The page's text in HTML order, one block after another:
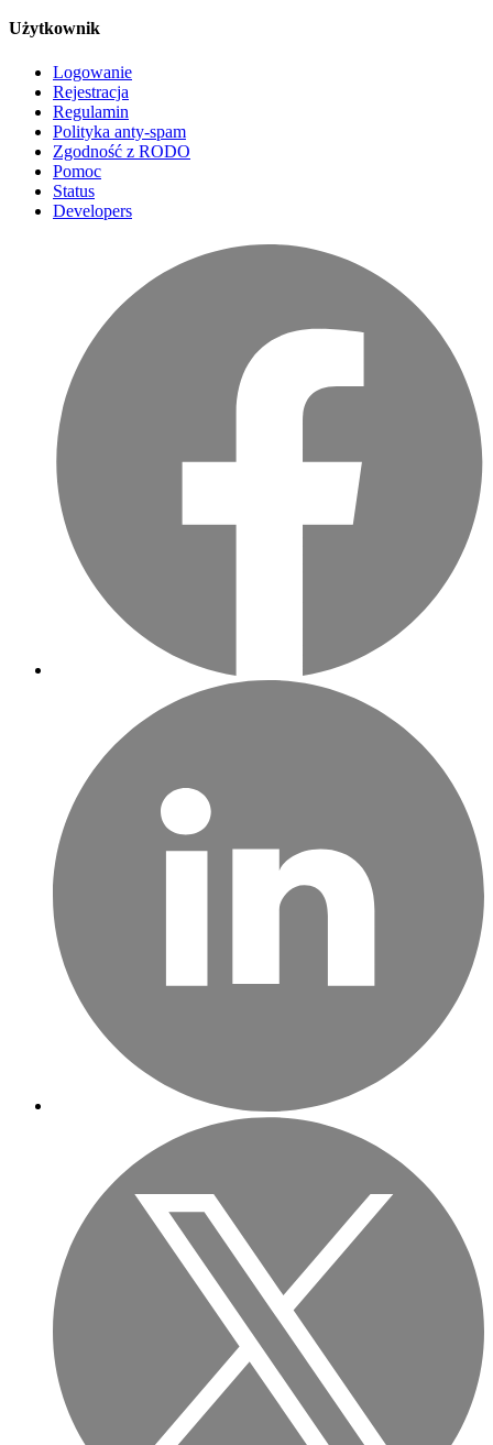
Użytkownik
Logowanie
Rejestracja
Regulamin
Polityka anty-spam
Zgodność z RODO
Pomoc
Status
Developers